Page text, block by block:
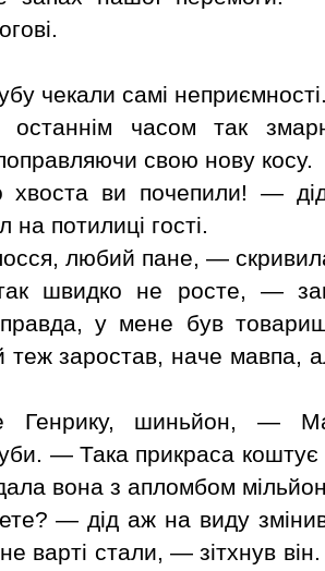
чекали самі
часом так
свою нову косу.
ви почепили! —
на потилиці гості.
любий пане, —
швидко не росте, —
у мене був товариш
теж заростав, наче мавпа,
шиньйон, —
— Така прикраса
вона з апломбом
— дід аж на виду
не варті стали, — зітхнув